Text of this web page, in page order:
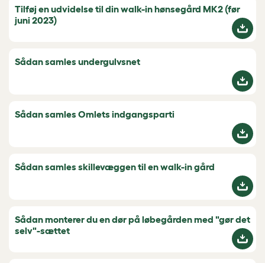
Tilføj en udvidelse til din walk-in hønsegård MK2 (før
juni 2023)
Sådan samles undergulvsnet
Sådan samles Omlets indgangsparti
Sådan samles skillevæggen til en walk-in gård
Sådan monterer du en dør på løbegården med "gør det
selv"-sættet